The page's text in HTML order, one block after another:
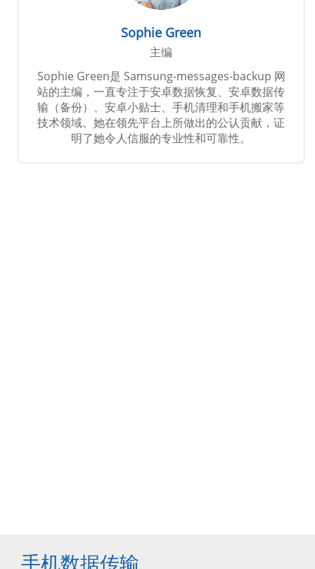
手机数据传输
Sophie Green
主编
Sophie Green是 Samsung-messages-backup 网
站的主编，一直专注于安卓数据恢复、安卓数据传
输（备份）、安卓小贴士、手机清理和手机搬家等
技术领域。她在领先平台上所做出的公认贡献，证
明了她令人信服的专业性和可靠性。